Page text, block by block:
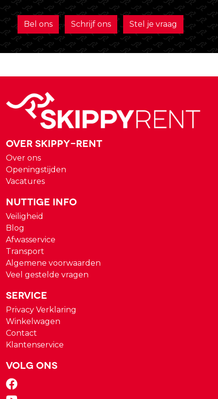
Bel ons Schrijf ons Stel je vraag
Over Skippy-rent
Over ons
Openingstijden
Vacatures
Nuttige Info
Veiligheid
Blog
Afwasservice
Transport
Algemene voorwaarden
Veel gestelde vragen
Service
Privacy Verklaring
Winkelwagen
Contact
Klantenservice
Volg ons